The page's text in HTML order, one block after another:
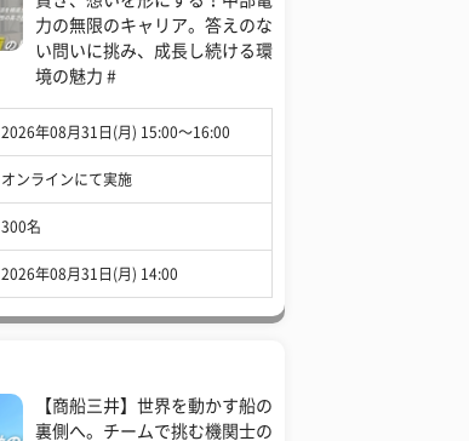
力の無限のキャリア。答えのな
い問いに挑み、成長し続ける環
境の魅力 #
2026年08月31日(月) 15:00〜16:00
オンラインにて実施
300名
2026年08月31日(月) 14:00
【商船三井】世界を動かす船の
裏側へ。チームで挑む機関士の